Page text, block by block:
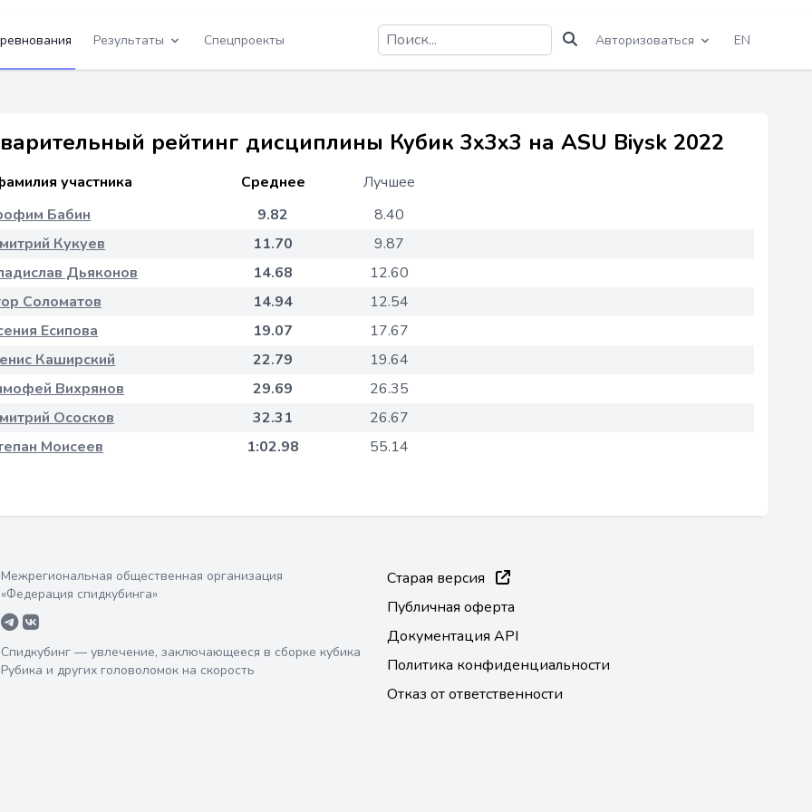
Результаты Спецпроекты Авторизоваться EN
рейтинг дисциплины Кубик 3x3x3 на ASU Biysk 2022
участника Среднее
Лучшее
Бабин 9.82
8.40
Кукуев 11.70
9.87
Дьяконов 14.68
12.60
Соломатов 14.94
12.54
Есипова 19.07
17.67
Каширский 22.79
19.64
Вихрянов 29.69
26.35
Ососков 32.31
26.67
Моисеев 1:02.98 55.14
Межрегиональная общественная организация
«Федерация спидкубинга»
Спидкубинг — увлечение, заключающееся в сборке кубика
Рубика и других головоломок на скорость
Старая версия
Публичная оферта
Документация API
Политика конфиденциальности
Отказ от ответственности